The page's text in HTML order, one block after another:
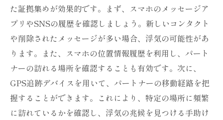
た証拠集めが効果的です。まず、スマホのメッセージア
プリやSNSの履歴を確認しましょう。新しいコンタクト
や削除されたメッセージが多い場合、浮気の可能性があ
ります。また、スマホの位置情報履歴を利用し、パート
ナーの訪れる場所を確認することも有効です。次に、
GPS追跡デバイスを用いて、パートナーの移動経路を把
握することができます。これにより、特定の場所に頻繁
に訪れているかを確認し、浮気の兆候を見つける手助け